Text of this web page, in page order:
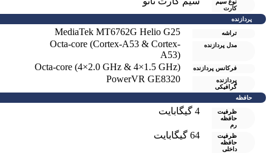
نوع سیم
کارت
پردازنده
تراشه MediaTek MT6762G Helio G25
مدل پردازنده
Octa-core (Cortex-A53 & Cortex-
A53)
فرکانس پردازنده Octa-core (4×2.0 GHz & 4×1.5 GHz)
پردازنده
گرافیکی
PowerVR GE8320
حافظه
ظرفیت
حافظه
رم
ظرفیت
حافظه
داخلی
64 گيگابايت